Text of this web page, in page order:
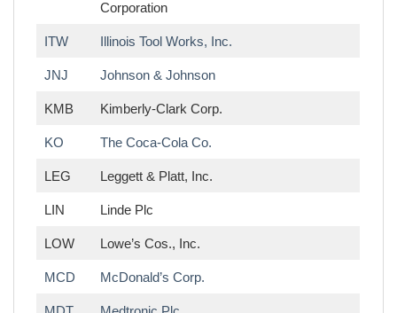
Corporation
ITW Illinois Tool Works, Inc.
JNJ Johnson & Johnson
KMB Kimberly-Clark Corp.
KO The Coca-Cola Co.
LEG Leggett & Platt, Inc.
LIN Linde Plc
LOW Lowe’s Cos., Inc.
MCD McDonald’s Corp.